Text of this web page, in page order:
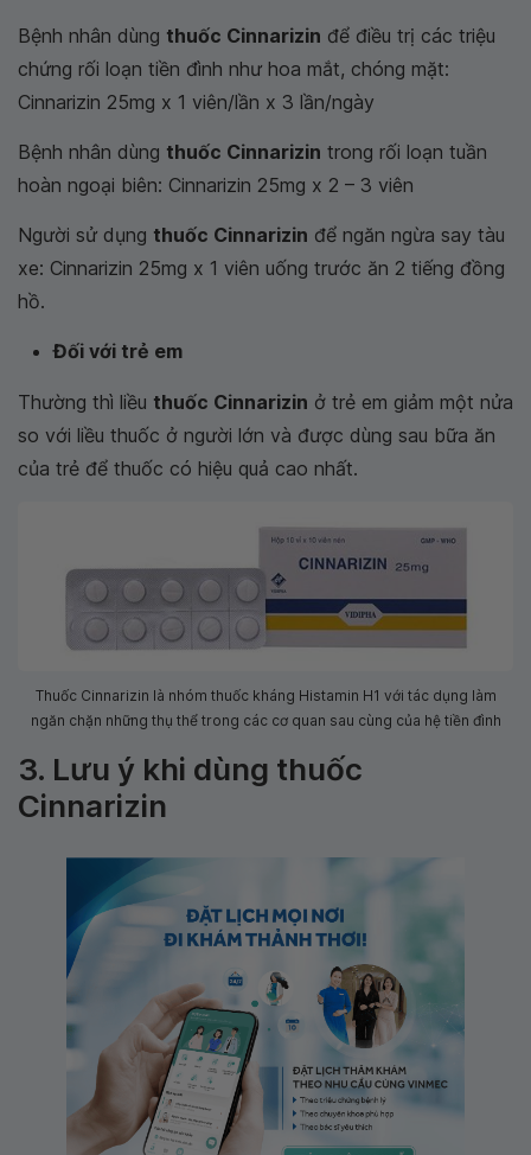
Bệnh nhân dùng thuốc Cinnarizin để điều trị các triệu
chứng rối loạn tiền đình như hoa mắt, chóng mặt:
Cinnarizin 25mg x 1 viên/lần x 3 lần/ngày
Bệnh nhân dùng thuốc Cinnarizin trong rối loạn tuần
hoàn ngoại biên: Cinnarizin 25mg x 2 – 3 viên
Người sử dụng thuốc Cinnarizin để ngăn ngừa say tàu
xe: Cinnarizin 25mg x 1 viên uống trước ăn 2 tiếng đồng
hồ.
Đối với trẻ em
Thường thì liều thuốc Cinnarizin ở trẻ em giảm một nửa
so với liều thuốc ở người lớn và được dùng sau bữa ăn
của trẻ để thuốc có hiệu quả cao nhất.
Thuốc Cinnarizin là nhóm thuốc kháng Histamin H1 với tác dụng làm
ngăn chặn những thụ thể trong các cơ quan sau cùng của hệ tiền đình
3. Lưu ý khi dùng thuốc
Cinnarizin